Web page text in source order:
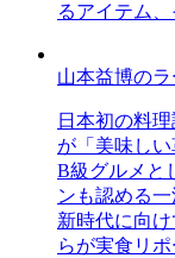
るアイテム
山本益博のラ
日本初の料
が「美味し
B級グルメと
ンも認める
新時代に向
らが実食リポ